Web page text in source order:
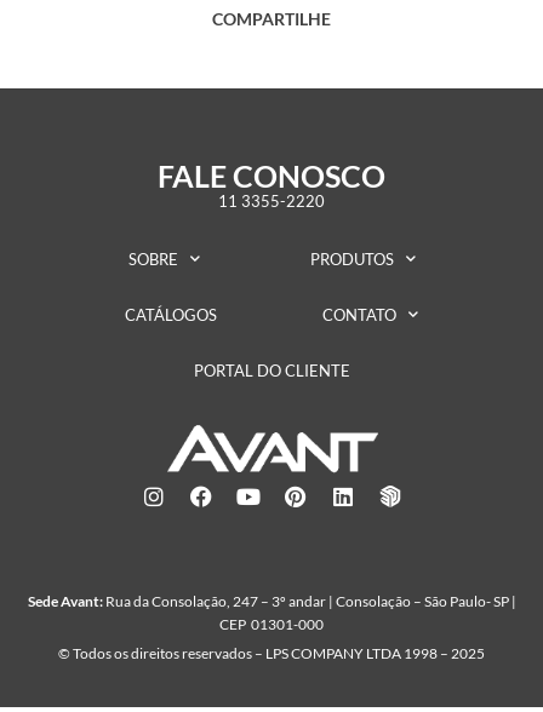
COMPARTILHE
FALE CONOSCO
11 3355-2220
SOBRE PRODUTOS
CATÁLOGOS CONTATO
PORTAL DO CLIENTE
Sede Avant: Rua da Consolação, 247 – 3º andar | Consolação – São Paulo- SP |
CEP 01301-000
© Todos os direitos reservados – LPS COMPANY LTDA 1998 – 2025